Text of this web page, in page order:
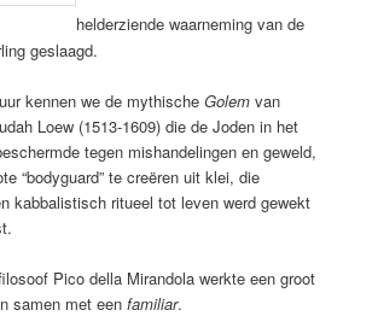
helderziende waarneming van de
geslaagd.
kennen we de mythischeGolem van
Loew (1513-1609) die de Joden in het
tegen mishandelingen en geweld,
“bodyguard” te creëren uit klei, die
kabbalistisch ritueel tot leven werd gewekt
Pico della Mirandola werkte een groot
samen met eenfamiliar.